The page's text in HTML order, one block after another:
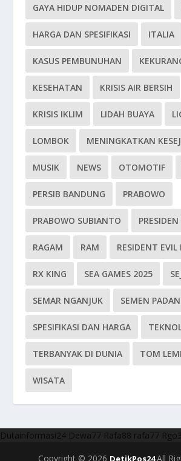
GAYA HIDUP NOMADEN DIGITAL
HARGA DAN SPESIFIKASI ITALIA
KASUS PEMBUNUHAN
KESEHATAN KRISIS AIR BERSIH
KRISIS IKLIM LIDAH BUAYA
LOMBOK MENINGKATKAN
MUSIK NEWS OTOMOTIF
PERSIB BANDUNG PRABOWO
PRABOWO SUBIANTO
RAGAM RAM RESIDENT EVIL
RX KING SEA GAMES 2025
SEMAR NGANJUK SEMEN
SPESIFIKASI DAN HARGA
TERBANYAK DI DUNIA TOM
WISATA
Dutainformasi24 Dewa77 Rafa88 rafa77
Copyright © 2026 DetikPos24All